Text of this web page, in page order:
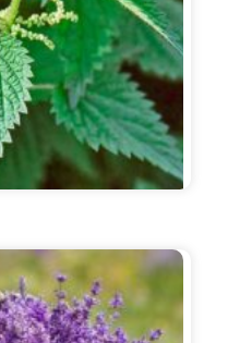
qiziqish
qanday foydali ?
kabi, qichitqi
sababi ...